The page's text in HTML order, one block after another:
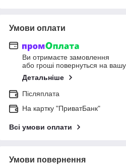
Умови оплати
Ви отримаєте замовлення
або гроші повернуться на вашу
Детальніше
Післяплата
На картку "ПриватБанк"
Всі умови оплати
Умови повернення